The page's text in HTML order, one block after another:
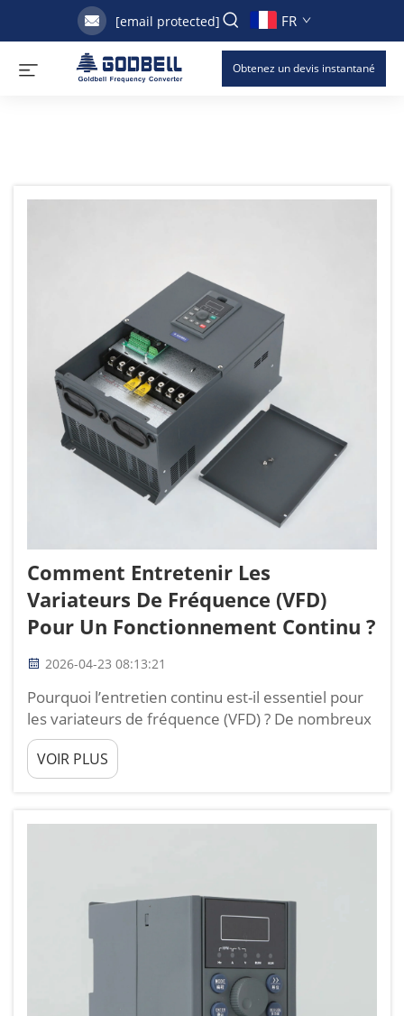
[email protected] FR
Obtenez un devis instantané
Comment Entretenir Les
Variateurs De Fréquence (VFD)
Pour Un Fonctionnement Continu ?
2026-04-23 08:13:21
Pourquoi l’entretien continu est-il essentiel pour
les variateurs de fréquence (VFD) ? De nombreux
opérateurs industriels et agricoles n’interviennent
qu’en cas de panne, au lieu d’effectuer un
entretien régulier des variateurs de fréquence
consommation énergétique accrue et une
VOIR PLUS